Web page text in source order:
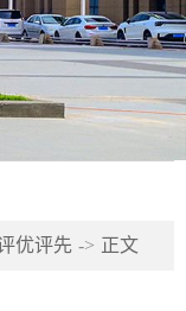
优评先 -> 正文